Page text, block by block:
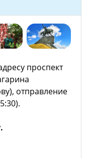
проспект
отправление